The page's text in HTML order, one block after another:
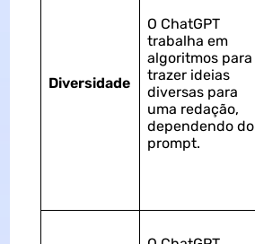
Diversidade
O ChatGPT
trabalha em
algoritmos para
trazer ideias
diversas para
uma redação,
dependendo do
prompt.